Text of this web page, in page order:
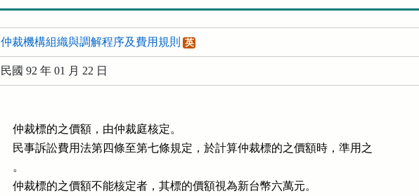
仲裁機構組織與調解程序及費用規則 英
民國 92 年 01 月 22 日
仲裁標的之價額，由仲裁庭核定。
民事訴訟費用法第四條至第七條規定，於計算仲裁標的之價額時，準用之
。
仲裁標的之價額不能核定者，其標的價額視為新台幣六萬元。